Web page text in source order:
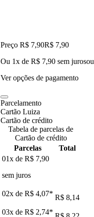
Preço R$ 7,90R$ 7,90
Ou 1x de R$ 7,90 sem jurosou
Ver opções de pagamento
Parcelamento
Cartão Luiza
Cartão de crédito
Tabela de parcelas de
Cartão de crédito
Parcelas
Total
01x de R$ 7,90
sem juros
02x de R$ 4,07* R$ 8,14
03x de R$ 2,74*